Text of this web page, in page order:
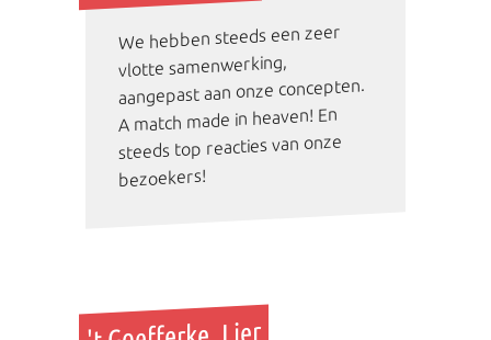
We hebben steeds een zeer
vlotte samenwerking,
aangepast aan onze concepten.
A match made in heaven! En
steeds top reacties van onze
bezoekers!